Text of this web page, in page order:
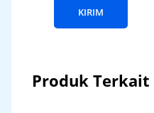
Produk Terkait